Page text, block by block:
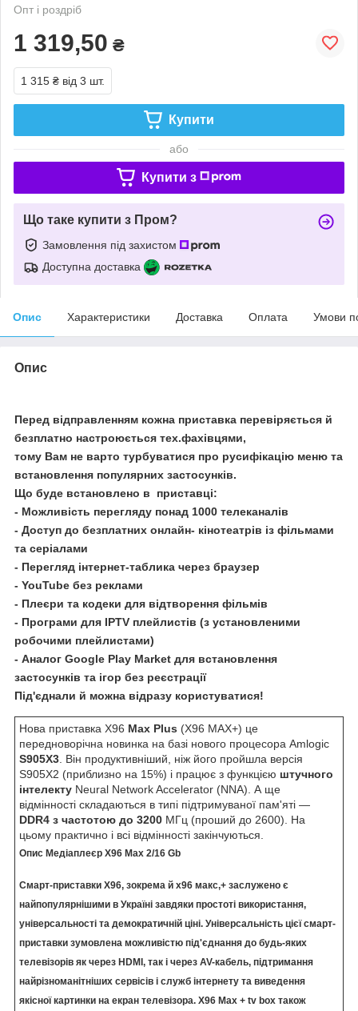
Опт і роздріб
1 319,50 ₴
1 315 ₴ від 3 шт.
Купити
або
Купити з
Що таке купити з Пром?
Замовлення під захистом
Доступна доставка
Опис Характеристики Доставка Оплата Умови
Опис
Перед відправленням кожна приставка перевіряється й
безплатно настроюється тех.фахівцями,
тому Вам не варто турбуватися про русифікацію меню та
встановлення популярних застосунків.
Що буде встановлено в приставці:
- Можливість перегляду понад 1000 телеканалів
- Доступ до безплатних онлайн- кінотеатрів із фільмами
та серіалами
- Перегляд інтернет-таблика через браузер
- YouTube без реклами
- Плеєри та кодеки для відтворення фільмів
- Програми для IPTV плейлистів (з установленими
робочими плейлистами)
- Аналог Google Play Market для встановлення
застосунків та ігор без реєстрації
Під'єднали й можна відразу користуватися!
Нова приставка X96 Max Plus (X96 MAX+) це
передноворічна новинка на базі нового процесора Amlogic
S905X3. Він продуктивніший, ніж його пройшла версія
S905X2 (приблизно на 15%) і працює з функцією штучного
інтелекту Neural Network Accelerator (NNA). А ще
відмінності складаються в типі підтримуваної пам'яті —
DDR4 з частотою до 3200 МГц (проший до 2600). На
цьому практично і всі відмінності закінчуються.
Опис Медіаплеєр X96 Max 2/16 Gb
Смарт-приставки X96, зокрема й х96 макс,+ заслужено є
найпопулярнішими в Україні завдяки простоті використання,
універсальності та демократичній ціні. Універсальність цієї смарт-
приставки зумовлена можливістю під'єднання до будь-яких
телевізорів як через HDMI, так і через AV-кабель, підтримання
найрізноманітніших сервісів і служб інтернету та виведення
якісної картинки на екран телевізора. X96 Max + tv box також